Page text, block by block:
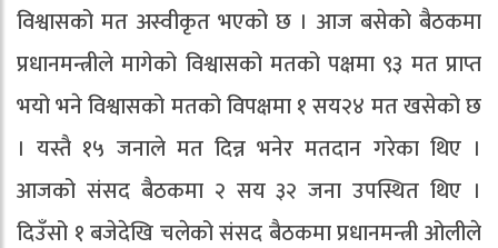
विश्वासको मत अस्वीकृत भएको छ । आज बसेको बैठकमा
प्रधानमन्त्रीले मागेको विश्वासको मतको पक्षमा ९३ मत प्राप्त
भयो भने विश्वासको मतको विपक्षमा १ सय२४ मत खसेको छ
। यस्तै १५ जनाले मत दिन्न भनेर मतदान गरेका थिए ।
आजको संसद बैठकमा २ सय ३२ जना उपस्थित थिए ।
दिउँसो १ बजेदेखि चलेको संसद बैठकमा प्रधानमन्त्री ओलीले